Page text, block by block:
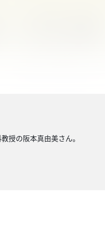
授の阪本真由美さん。